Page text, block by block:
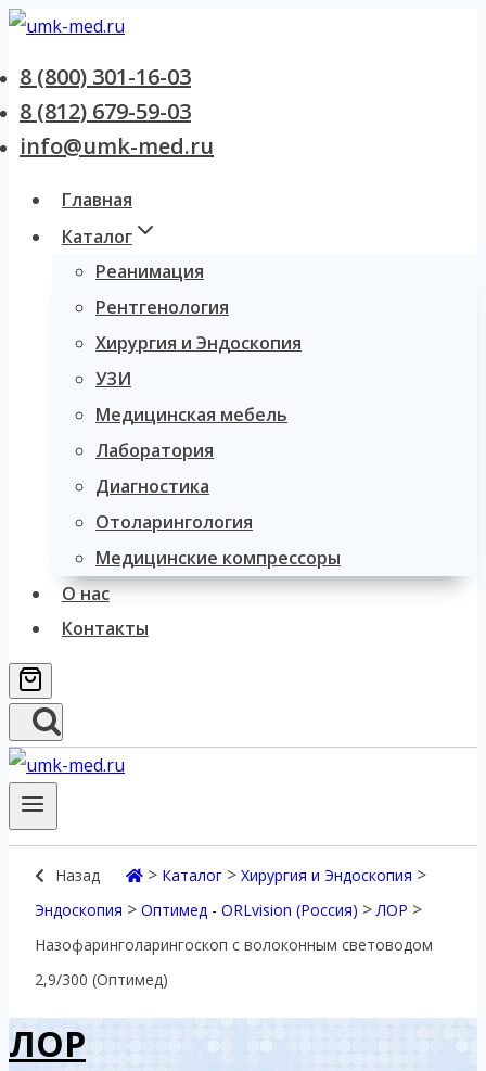
Перейти
содержанию
8 (800) 301-16-03
8 (812) 679-59-03
info@umk-med.ru
Главная
Каталог
Реанимация
Рентгенология
Хирургия и Эндоскопия
УЗИ
Медицинская мебель
Лаборатория
Диагностика
Отоларингология
Медицинские компрессоры
О нас
Контакты
Назад > Каталог > Хирургия и Эндоскопия >
Эндоскопия > Оптимед - ORLvision (Россия) >ЛОР >
Назофаринголарингоскоп с волоконным световодом
2,9/300 (Оптимед)
ЛОР